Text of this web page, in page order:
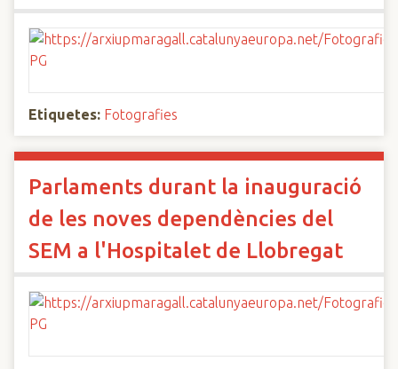
Etiquetes: Fotografies
Parlaments durant la inauguració
de les noves dependències del
SEM a l'Hospitalet de Llobregat